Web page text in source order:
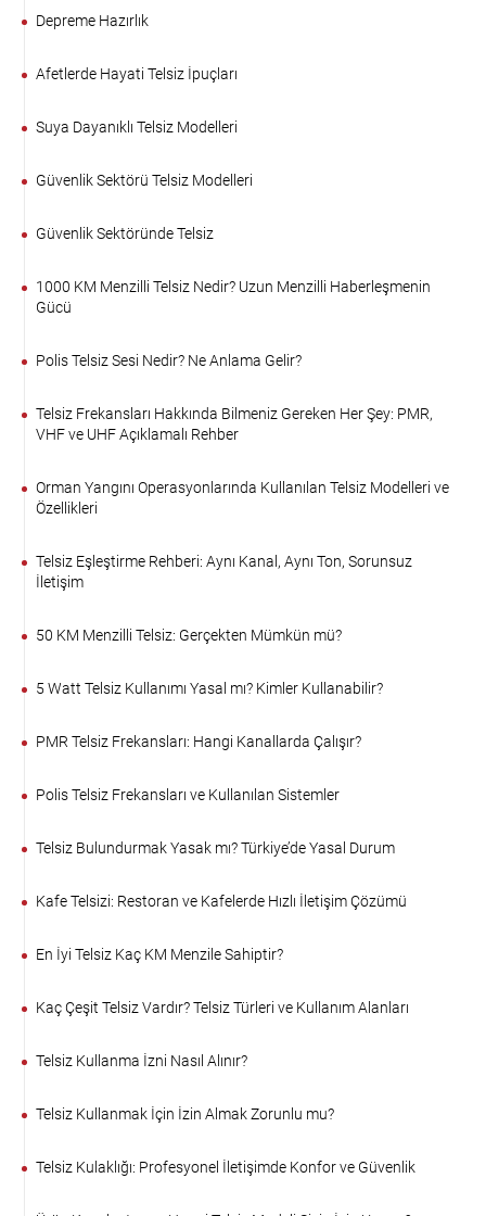
Depreme Hazırlık
Afetlerde Hayati Telsiz İpuçları
Suya Dayanıklı Telsiz Modelleri
Güvenlik Sektörü Telsiz Modelleri
Güvenlik Sektöründe Telsiz
1000 KM Menzilli Telsiz Nedir? Uzun Menzilli Haberleşmenin
Gücü
Polis Telsiz Sesi Nedir? Ne Anlama Gelir?
Telsiz Frekansları Hakkında Bilmeniz Gereken Her Şey: PMR,
VHF ve UHF Açıklamalı Rehber
Orman Yangını Operasyonlarında Kullanılan Telsiz Modelleri ve
Özellikleri
Telsiz Eşleştirme Rehberi: Aynı Kanal, Aynı Ton, Sorunsuz
İletişim
50 KM Menzilli Telsiz: Gerçekten Mümkün mü?
5 Watt Telsiz Kullanımı Yasal mı? Kimler Kullanabilir?
PMR Telsiz Frekansları: Hangi Kanallarda Çalışır?
Polis Telsiz Frekansları ve Kullanılan Sistemler
Telsiz Bulundurmak Yasak mı? Türkiye’de Yasal Durum
Kafe Telsizi: Restoran ve Kafelerde Hızlı İletişim Çözümü
En İyi Telsiz Kaç KM Menzile Sahiptir?
Kaç Çeşit Telsiz Vardır? Telsiz Türleri ve Kullanım Alanları
Telsiz Kullanma İzni Nasıl Alınır?
Telsiz Kullanmak İçin İzin Almak Zorunlu mu?
Telsiz Kulaklığı: Profesyonel İletişimde Konfor ve Güvenlik